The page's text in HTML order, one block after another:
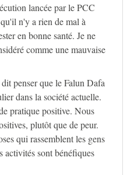
lancée par le PCC
n'y a rien de mal à
en bonne santé. Je ne
comme une mauvaise
penser que le Falun Dafa
dans la société actuelle.
pratique positive. Nous
plutôt que de peur.
qui rassemblent les gens
activités sont bénéfiques